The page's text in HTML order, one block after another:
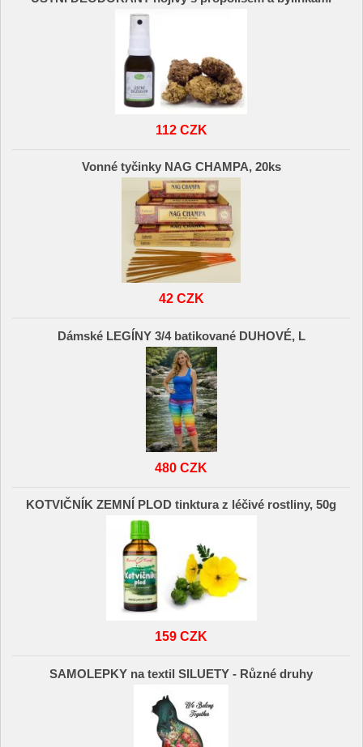
112 CZK
Vonné tyčinky NAG CHAMPA, 20ks
42 CZK
Dámské LEGÍNY 3/4 batikované DUHOVÉ, L
480 CZK
KOTVIČNÍK ZEMNÍ PLOD tinktura z léčivé rostliny, 50g
159 CZK
SAMOLEPKY na textil SILUETY - Různé druhy